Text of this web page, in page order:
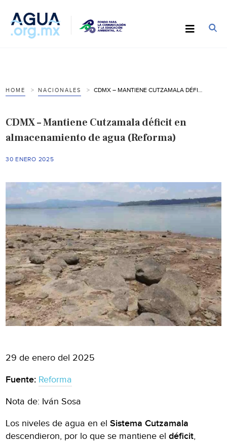
HOME NACIONALES
CDMX – Mantiene Cutzamala déficit en
almacenamiento de agua (Reforma)
30 ENERO 2025
29 de enero del 2025
Fuente: Reforma
Nota de: Iván Sosa
Los niveles de agua en elSistema Cutzamala
descendieron, por lo que se mantiene eldéficit,